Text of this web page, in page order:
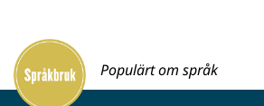
innehållet
Framsida
Populärt om språk